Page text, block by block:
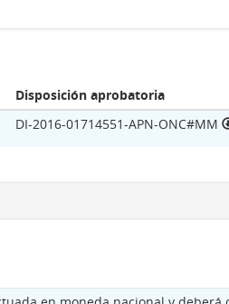
Disposición aprobatoria
DI-2016-01714551-APN-ONC#MM